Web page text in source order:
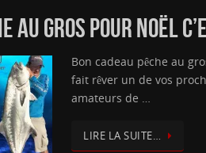
AU GROS POUR NOËL
Bon cadeau pêche au
fait rêver un de vos
amateurs de …
LIRE LA SUITE…